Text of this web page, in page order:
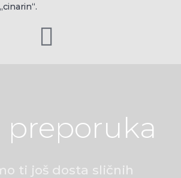
preporuka
ti još dosta sličnih